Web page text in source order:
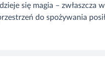
się magia –
do spożywania